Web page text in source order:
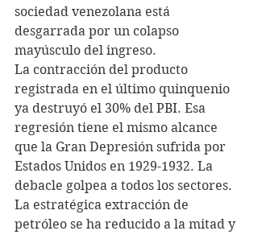
sociedad venezolana está
desgarrada por un colapso
mayúsculo del ingreso.
La contracción del producto
registrada en el último quinquenio
ya destruyó el 30% del PBI. Esa
regresión tiene el mismo alcance
que la Gran Depresión sufrida por
Estados Unidos en 1929-1932. La
debacle golpea a todos los sectores.
La estratégica extracción de
petróleo se ha reducido a la mitad y